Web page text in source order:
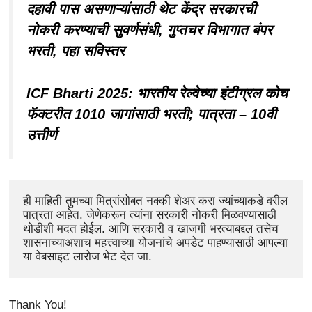
दहावी पास असणाऱ्यांसाठी थेट केंद्र सरकारची
नोकरी करण्याची सुवर्णसंधी, गुप्तचर विभागात बंपर
भरती, पहा सविस्तर
ICF Bharti 2025: भारतीय रेल्वेच्या इंटीग्रल कोच
फॅक्टरीत 1010 जागांसाठी भरती; पात्रता – 10वी
उत्तीर्ण
ही माहिती तुमच्या मित्रांसोबत नक्की शेअर करा ज्यांच्याकडे वरील
पात्रता आहेत. जेणेकरून त्यांना सरकारी नोकरी मिळवण्यासाठी
थोडीशी मदत होईल. आणि सरकारी व खाजगी भरत्याबद्दल तसेच
शासनाच्याअशाच महत्त्वाच्या योजनांचे अपडेट पाहण्यासाठी आपल्या
या वेबसाइट लारोज भेट देत जा.
Thank You!